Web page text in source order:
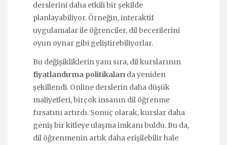
derslerini daha etkili bir şekilde
planlayabiliyor. Örneğin, interaktif
uygulamalar ile öğrenciler, dil becerilerini
oyun oynar gibi geliştirebiliyorlar.
Bu değişikliklerin yanı sıra, dil kurslarının
fiyatlandırma politikaları da yeniden
şekillendi. Online derslerin daha düşük
maliyetleri, birçok insanın dil öğrenme
fırsatını artırdı. Sonuç olarak, kurslar daha
geniş bir kitleye ulaşma imkanı buldu. Bu da,
dil öğrenmenin artık daha erişilebilir hale